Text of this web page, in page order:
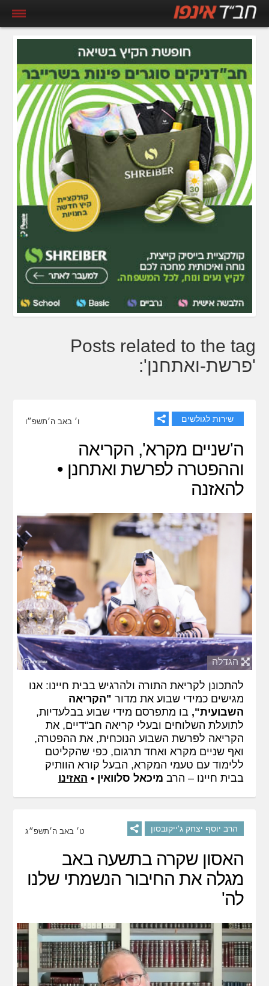
Posts related to the tag
'פרשת-ואתחנן':
שירות לגולשים ו׳ באב ה׳תשפ״ו
ה'שניים מקרא', הקריאה
וההפטרה לפרשת ואתחנן •
להאזנה
הגדלה
להתכונן לקריאת התורה ולהרגיש בבית חיינו: אנו
מגישים כמידי שבוע את מדור "הקריאה
השבועית", בו מתפרסם מידי שבוע בבלעדיות,
לתועלת השלוחים ובעלי קריאה חב"דיים, את
הקריאה לפרשת השבוע הנוכחית, את ההפטרה,
ואף שניים מקרא ואחד תרגום, כפי שהקליטם
ללימוד עם טעמי המקרא, הבעל קורא הוותיק
בבית חיינו – הרב מיכאל סלוואין • האזינו
הרב יוסף יצחק ג'ייקובסון ט׳ באב ה׳תשפ״ג
האסון שקרה בתשעה באב
מגלה את החיבור הנשמתי שלנו
לה'